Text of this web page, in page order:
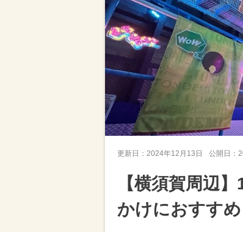
更新日： 2024年12月13日 公開日：
【横須賀周辺
かけにおすす